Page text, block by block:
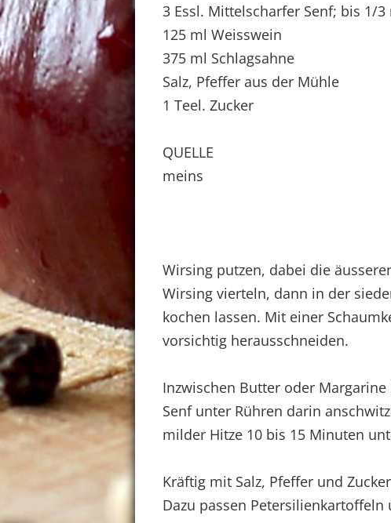
3 Essl. Mittelscharfer Senf; bis 1/3
125 ml Weisswein
375 ml Schlagsahne
Salz, Pfeffer aus der Mühle
1 Teel. Zucker
QUELLE
meins
Wirsing putzen, dabei die
Wirsing vierteln, dann in der
kochen lassen. Mit einer
vorsichtig herausschneiden.
Inzwischen Butter oder
Senf unter Rühren darin
milder Hitze 10 bis 15 Minuten
Kräftig mit Salz, Pfeffer und
Dazu passen Petersilienkartoffeln